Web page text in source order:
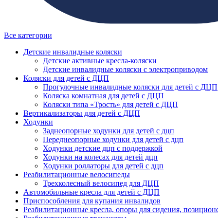
Все категории
Детские инвалидные коляски
Детские активные кресла-коляски
Детские инвалидные коляски с электроприводом
Коляски для детей с ДЦП
Прогулочные инвалидные коляски для детей с ДЦП
Коляска комнатная для детей с ДЦП
Коляски типа «Трость» для детей с ДЦП
Вертикализаторы для детей с ДЦП
Ходунки
Заднеопорные ходунки для детей с дцп
Переднеопорные ходунки для детей с дцп
Ходунки детские дцп с поддержкой
Ходунки на колесах для детей дцп
Ходунки роллаторы для детей с дцп
Реабилитационные велосипеды
Трехколесный велосипед для ДЦП
Автомобильные кресла для детей с ДЦП
Приспособления для купания инвалидов
Реабилитационные кресла, опоры для сидения,